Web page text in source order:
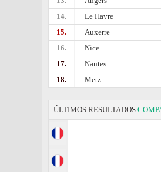
14.
Le Havre
15.
Auxerre
16.
Nice
17.
Nantes
18.
Metz
ÚLTIMOS RESULTADOS